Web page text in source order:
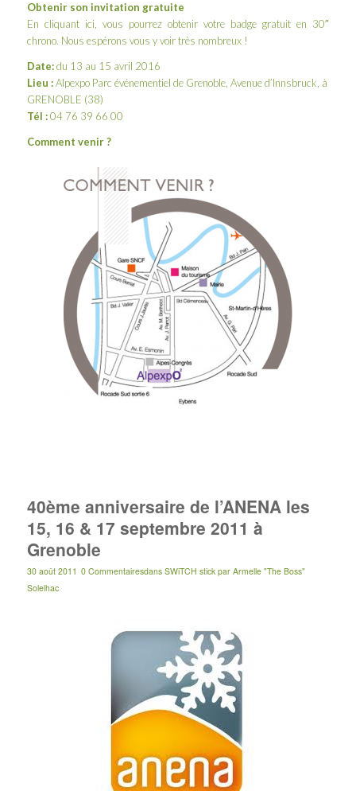
Obtenir son invitation gratuite
En cliquant ici , vous pourrez obtenir votre badge gratuit en 30″
chrono. Nous espérons vous y voir très nombreux !
Date:du 13 au 15 avril 2016
Lieu :Alpexpo Parc événementiel de Grenoble, Avenue d’Innsbruck, à
GRENOBLE (38)
Tél :04 76 39 66 00
Comment venir ?
40ème anniversaire de l’ANENA les
15, 16 & 17 septembre 2011 à
Grenoble
30 août 2011 0 Commentairesdans SWiTCH stick par Armelle "The Boss"
Solelhac